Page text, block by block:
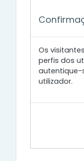
Os
perfis dos
autentique-
utilizador.